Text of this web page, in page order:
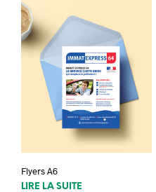
Flyers A6
LIRE LA SUITE